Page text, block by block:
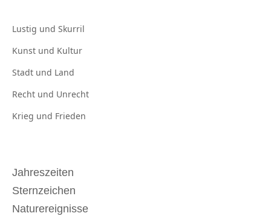
Lustig und Skurril
Kunst und Kultur
Stadt und Land
Recht und Unrecht
Krieg und Frieden
Jahreszeiten
Sternzeichen
Naturereignisse